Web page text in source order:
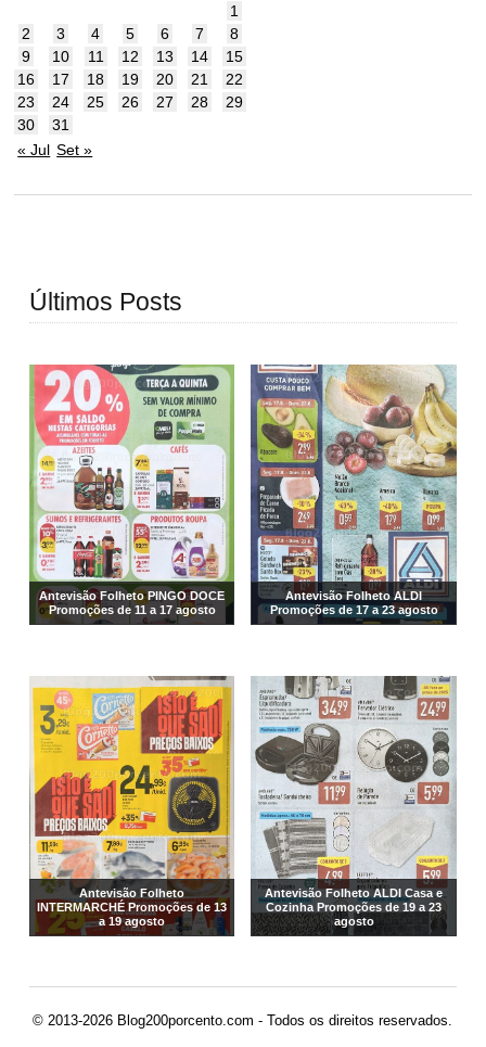
1
2
3 4 5 6 7
8
9
10 11 12 13 14
15
16
17 18 19 20 21
22
23
24 25 26 27 28
29
30
31
« Jul Set »
Últimos Posts
Antevisão Folheto PINGO DOCE
Promoções de 11 a 17 agosto
Antevisão Folheto ALDI
Promoções de 17 a 23 agosto
Antevisão Folheto
INTERMARCHÉ Promoções de 13
a 19 agosto
Antevisão Folheto ALDI Casa e
Cozinha Promoções de 19 a 23
agosto
© 2013-2026 Blog200porcento.com - Todos os direitos reservados.